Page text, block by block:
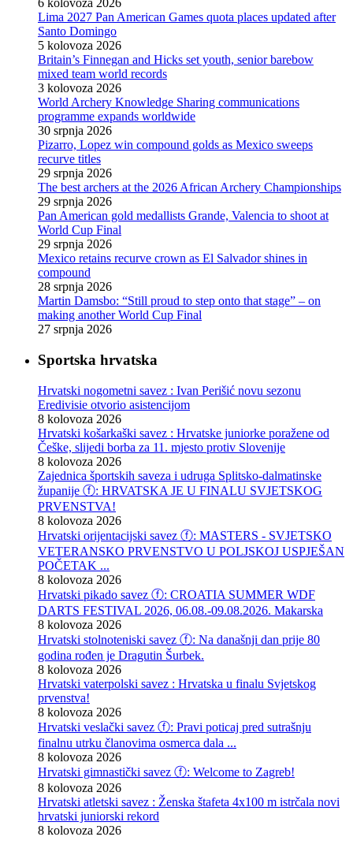
6 kolovoza 2026
Lima 2027 Pan American Games quota places updated after
Santo Domingo
5 kolovoza 2026
Britain’s Finnegan and Hicks set youth, senior barebow
mixed team world records
3 kolovoza 2026
World Archery Knowledge Sharing communications
programme expands worldwide
30 srpnja 2026
Pizarro, Lopez win compound golds as Mexico sweeps
recurve titles
29 srpnja 2026
The best archers at the 2026 African Archery Championships
29 srpnja 2026
Pan American gold medallists Grande, Valencia to shoot at
World Cup Final
29 srpnja 2026
Mexico retains recurve crown as El Salvador shines in
compound
28 srpnja 2026
Martin Damsbo: “Still proud to step onto that stage” – on
making another World Cup Final
27 srpnja 2026
Sportska hrvatska
Hrvatski nogometni savez : Ivan Perišić novu sezonu
Eredivisie otvorio asistencijom
8 kolovoza 2026
Hrvatski košarkaški savez : Hrvatske juniorke poražene od
Češke, slijedi borba za 11. mjesto protiv Slovenije
8 kolovoza 2026
Zajednica športskih saveza i udruga Splitsko-dalmatinske
županije ⓕ: HRVATSKA JE U FINALU SVJETSKOG
PRVENSTVA!
8 kolovoza 2026
Hrvatski orijentacijski savez ⓕ: MASTERS - SVJETSKO
VETERANSKO PRVENSTVO U POLJSKOJ USPJEŠAN
POČETAK ...
8 kolovoza 2026
Hrvatski pikado savez ⓕ: CROATIA SUMMER WDF
DARTS FESTIVAL 2026, 06.08.-09.08.2026. Makarska
8 kolovoza 2026
Hrvatski stolnoteniski savez ⓕ: Na današnji dan prije 80
godina rođen je Dragutin Šurbek.
8 kolovoza 2026
Hrvatski vaterpolski savez : Hrvatska u finalu Svjetskog
prvenstva!
8 kolovoza 2026
Hrvatski veslački savez ⓕ: Pravi poticaj pred sutrašnju
finalnu utrku članovima osmerca dala ...
8 kolovoza 2026
Hrvatski gimnastički savez ⓕ: Welcome to Zagreb!
8 kolovoza 2026
Hrvatski atletski savez : Ženska štafeta 4x100 m istrčala novi
hrvatski juniorski rekord
8 kolovoza 2026